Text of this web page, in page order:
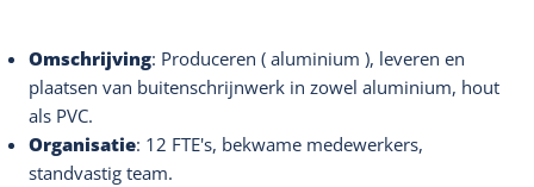
Omschrijving: Produceren ( aluminium ), leveren en
plaatsen van buitenschrijnwerk in zowel aluminium, hout
als PVC.
Organisatie: 12 FTE's, bekwame medewerkers,
standvastig team.